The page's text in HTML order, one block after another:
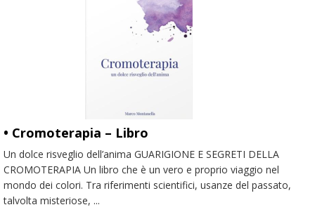
• Cromoterapia – Libro
Un dolce risveglio dell’anima GUARIGIONE E SEGRETI DELLA
CROMOTERAPIA Un libro che è un vero e proprio viaggio nel
mondo dei colori. Tra riferimenti scientifici, usanze del passato,
talvolta misteriose, ...